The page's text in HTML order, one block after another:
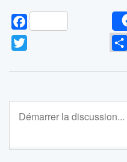
Facebook